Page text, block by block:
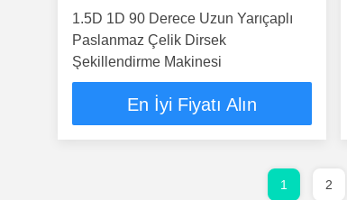
1.5D 1D 90 Derece Uzun Yarıçaplı
Paslanmaz Çelik Dirsek
Şekillendirme Makinesi
En İyi Fiyatı Alın
1 2